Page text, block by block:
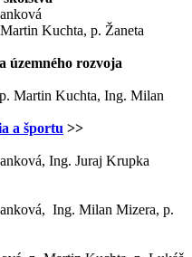
Kuchta, p. Žaneta
územného rozvoja
Martin Kuchta, Ing. Milan
a športu >>
Ing. Juraj Krupka
Ing. Milan Mizera, p.